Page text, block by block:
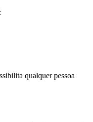
qualquer pessoa